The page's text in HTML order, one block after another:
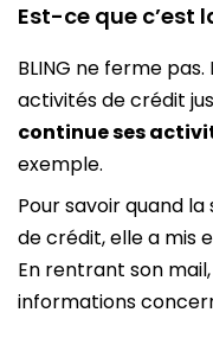
Est-ce que c’est
BLING ne ferme
activités de crédit
continue ses
exemple.
Pour savoir quand
de crédit, elle a mis
En rentrant son
informations